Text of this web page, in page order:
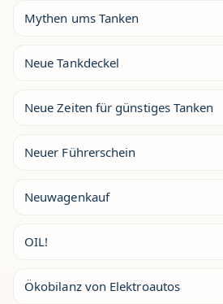
Mythen ums Tanken
Neue Tankdeckel
Neue Zeiten für günstiges Tanken
Neuer Führerschein
Neuwagenkauf
OIL!
Ökobilanz von Elektroautos